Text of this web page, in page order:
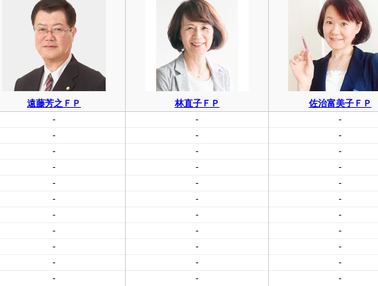
遠藤芳之ＦＰ 林直子ＦＰ
佐治富美子ＦＰ
- -
-
- -
-
- -
-
- -
-
- -
-
- -
-
- -
-
- -
-
- -
-
- -
-
- - -